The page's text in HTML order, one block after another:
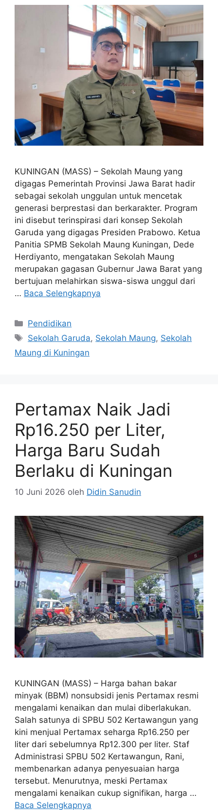
KUNINGAN (MASS) – Sekolah Maung yang
digagas Pemerintah Provinsi Jawa Barat hadir
sebagai sekolah unggulan untuk mencetak
generasi berprestasi dan berkarakter. Program
ini disebut terinspirasi dari konsep Sekolah
Garuda yang digagas Presiden Prabowo. Ketua
Panitia SPMB Sekolah Maung Kuningan, Dede
Herdiyanto, mengatakan Sekolah Maung
merupakan gagasan Gubernur Jawa Barat yang
bertujuan melahirkan siswa-siswa unggul dari
… Baca Selengkapnya
Kategori
Pendidikan
Tag
Sekolah Garuda, Sekolah Maung, Sekolah
Maung di Kuningan
Pertamax Naik Jadi
Rp16.250 per Liter,
Harga Baru Sudah
Berlaku di Kuningan
10 Juni 2026 oleh Didin Sanudin
KUNINGAN (MASS) – Harga bahan bakar
minyak (BBM) nonsubsidi jenis Pertamax resmi
mengalami kenaikan dan mulai diberlakukan.
Salah satunya di SPBU 502 Kertawangun yang
kini menjual Pertamax seharga Rp16.250 per
liter dari sebelumnya Rp12.300 per liter. Staf
Administrasi SPBU 502 Kertawangun, Rani,
membenarkan adanya penyesuaian harga
tersebut. Menurutnya, meski Pertamax
mengalami kenaikan cukup signifikan, harga …
Baca Selengkapnya